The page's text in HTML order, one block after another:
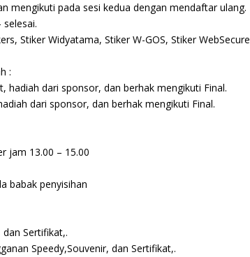
mengikuti pada sesi kedua dengan mendaftar ulang.
Stiker Widyatama, Stiker W-GOS, Stiker WebSecure
:
hadiah dari sponsor, dan berhak mengikuti Final.
dari sponsor, dan berhak mengikuti Final.
jam 13.00 – 15.00
babak penyisihan
Sertifikat,.
Speedy,Souvenir, dan Sertifikat,.